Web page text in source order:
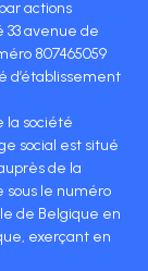
actions
33 avenue de
807465059
d’établissement
la société
social est situé
de la
sous le numéro
de Belgique en
exerçant en